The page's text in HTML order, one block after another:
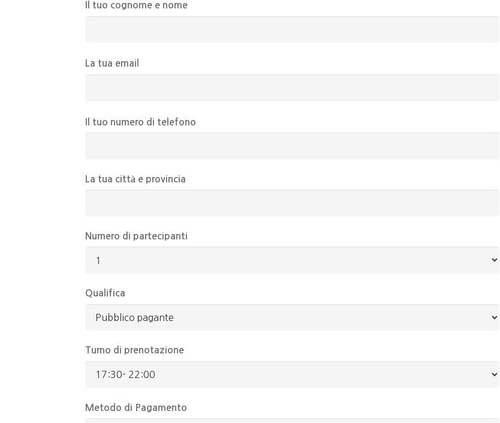
Il tuo cognome e nome
La tua email
Il tuo numero di telefono
La tua città e provincia
Numero di partecipanti
Qualifica
Turno di prenotazione
Metodo di Pagamento